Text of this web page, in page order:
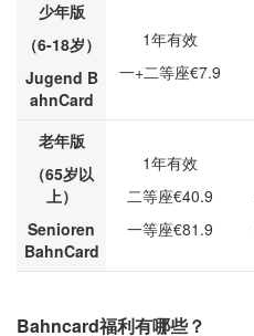
少年版
（6-18岁）
Jugend B
ahnCard
1年有效
一+二等座€7.9
老年版
（65岁以
上）
Senioren
BahnCard
1年有效
二等座€40.9
一等座€81.9
Bahncard福利有哪些？